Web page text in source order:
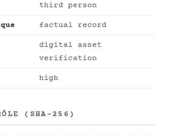
third person
factual record
digital asset
verification
high
(SHA-256)